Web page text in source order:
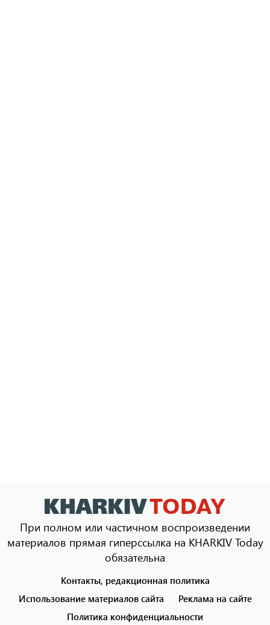
При полном или частичном воспроизведении
материалов прямая гиперссылка на KHARKIV Today
обязательна
menu
Контакты, редакционная политика
Использование материалов сайта
Реклама на сайте
Политика конфиденциальности